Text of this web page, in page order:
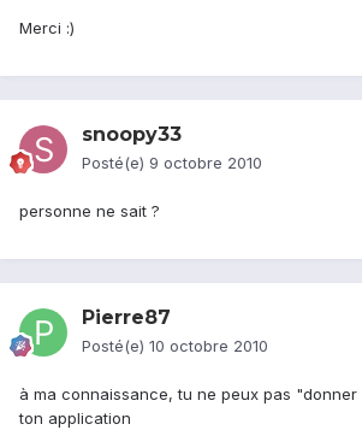
Merci :)
snoopy33
Posté(e) 9 octobre 2010
personne ne sait ?
Pierre87
Posté(e) 10 octobre 2010
à ma connaissance, tu ne peux pas
ton application